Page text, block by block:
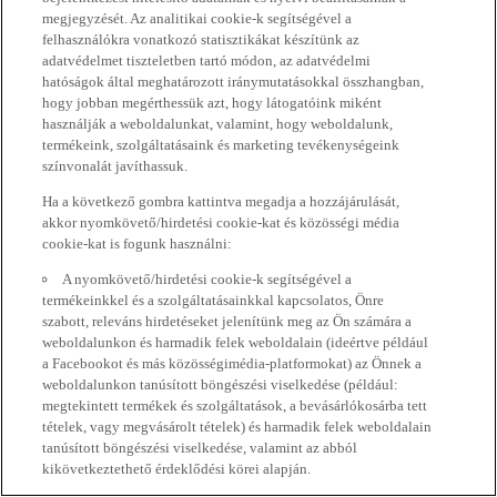
megjegyzését. Az analitikai cookie-k segítségével a
felhasználókra vonatkozó statisztikákat készítünk az
adatvédelmet tiszteletben tartó módon, az adatvédelmi
hatóságok által meghatározott iránymutatásokkal összhangban,
hogy jobban megérthessük azt, hogy látogatóink miként
használják a weboldalunkat, valamint, hogy weboldalunk,
termékeink, szolgáltatásaink és marketing tevékenységeink
színvonalát javíthassuk.
Ha a következő gombra kattintva megadja a hozzájárulását,
akkor nyomkövető/hirdetési cookie-kat és közösségi média
cookie-kat is fogunk használni:
A nyomkövető/hirdetési cookie-k segítségével a
termékeinkkel és a szolgáltatásainkkal kapcsolatos, Önre
szabott, releváns hirdetéseket jelenítünk meg az Ön számára a
weboldalunkon és harmadik felek weboldalain (ideértve például
a Facebookot és más közösségimédia-platformokat) az Önnek a
weboldalunkon tanúsított böngészési viselkedése (például:
megtekintett termékek és szolgáltatások, a bevásárlókosárba tett
tételek, vagy megvásárolt tételek) és harmadik felek weboldalain
tanúsított böngészési viselkedése, valamint az abból
kikövetkeztethető érdeklődési körei alapján.